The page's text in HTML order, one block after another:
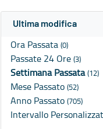
Ultima modifica
Ora Passata (0)
Passate 24 Ore (3)
Settimana Passata(12)
Mese Passato (52)
Anno Passato (705)
Intervallo